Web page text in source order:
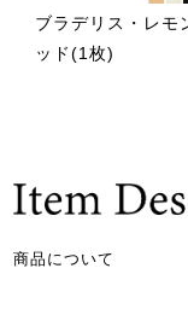
ブラデリス・レモ
ッド(1枚)
商品について